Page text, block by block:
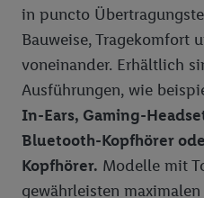
in puncto
Bauweise, Tragekomfort
voneinander. Erhältlich
Ausführungen, wie
In-Ears, Gaming-
Bluetooth-Kopfhörer
Kopfhörer. Modelle mit
gewährleisten